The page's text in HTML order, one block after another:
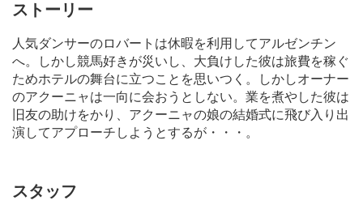
ストーリー
人気ダンサーのロバートは休暇を利用してアルゼンチン
へ。しかし競馬好きが災いし、大負けした彼は旅費を稼ぐ
ためホテルの舞台に立つことを思いつく。しかしオーナー
のアクーニャは一向に会おうとしない。業を煮やした彼は
旧友の助けをかり、アクーニャの娘の結婚式に飛び入り出
演してアプローチしようとするが・・・。
スタッフ